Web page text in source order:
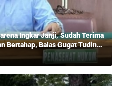
Ingkar Janji, Sudah Terima
Bertahap, Balas Gugat Tuding